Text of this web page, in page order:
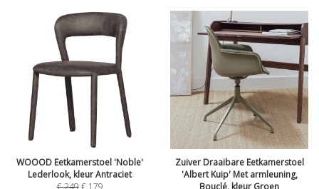
WOOOD Eetkamerstoel 'Noble'
Lederlook, kleur Antraciet
€249 € 179
Zuiver Draaibare Eetkamerstoel
'Albert Kuip' Met armleuning,
Bouclé, kleur Groen